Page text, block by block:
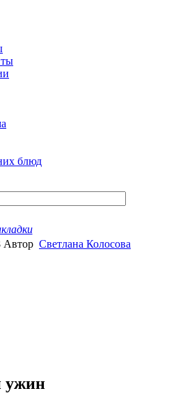
блюд
Автор Светлана Колосова
ужин